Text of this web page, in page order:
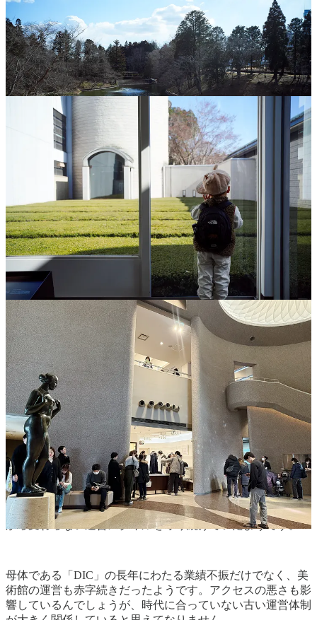
今回久しぶりに訪れてみて、やはり「ニューマン・ルーム」
が失われたことで二つのバランスが崩れてしまい、美術館の
魅力が薄れてしまった印象を受けました。運営が厳しかった
のかもしれませんが、つくづくセンスが無いと思いますね。
同館に子供を連れて来たのは今回が初めてだったんですが、
小さな子連れというだけで何もしていないのに、部屋を移動
する度に係員から注意されて本当にうんざりしました。これ
まで色々な美術館に子供を連れて行きましたが、こんなに不
快だったのは初めてですね。他の子連れ客にも同じように注
意していたのでマニュアルなんでしょうが、中にはキレ気味
の客もいましたね（笑）。
また、近年はSNSが集客や認知拡大に大きく影響するため、
ようやく日本でも作品エリアの一部で撮影ができる美術館も
増えてきましたが、同館は作品どころかロビーやエントラン
スを含めて一切撮影禁止。さらに作品を見たまま素直に感じ
て欲しいという理由から解説は設置しないという、開館当初
から変わらない運営スタイルを守り続けていたようです。
母体である「DIC」の長年にわたる業績不振だけでなく、美
術館の運営も赤字続きだったようです。アクセスの悪さも影
響しているんでしょうが、時代に合っていない古い運営体制